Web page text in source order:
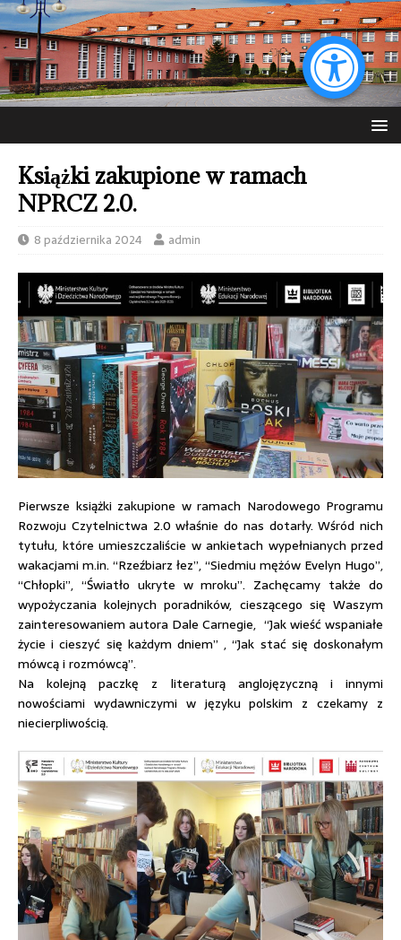
Książki zakupione w ramach
NPRCZ 2.0.
8 października 2024 admin
Pierwsze książki zakupione w ramach Narodowego Programu
Rozwoju Czytelnictwa 2.0 właśnie do nas dotarły. Wśród nich
tytułu, które umieszczaliście w ankietach wypełnianych przed
wakacjami m.in. “Rzeźbiarz łez”, “Siedmiu mężów Evelyn Hugo”,
“Chłopki”, “Światło ukryte w mroku”. Zachęcamy także do
wypożyczania kolejnych poradników, cieszącego się Waszym
zainteresowaniem autora Dale Carnegie, “Jak wieść wspaniałe
życie i cieszyć się każdym dniem” , “Jak stać się doskonałym
mówcą i rozmówcą”.
Na kolejną paczkę z literaturą anglojęzyczną i innymi
nowościami wydawniczymi w języku polskim z czekamy z
niecierpliwością.